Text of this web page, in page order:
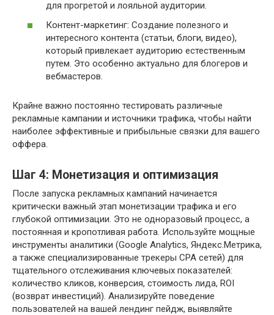
для прогретой и лояльной аудитории.
Контент-маркетинг: Создание полезного и
интересного контента (статьи, блоги, видео),
который привлекает аудиторию естественным
путем. Это особенно актуально для блогеров и
вебмастеров.
Крайне важно постоянно тестировать различные
рекламные кампании и источники трафика, чтобы найти
наиболее эффективные и прибыльные связки для вашего
оффера.
Шаг 4: Монетизация и оптимизация
После запуска рекламных кампаний начинается
критически важный этап монетизации трафика и его
глубокой оптимизации. Это не одноразовый процесс, а
постоянная и кропотливая работа. Используйте мощные
инструменты аналитики (Google Analytics, Яндекс.Метрика,
а также специализированные трекеры CPA сетей) для
тщательного отслеживания ключевых показателей:
количество кликов, конверсия, стоимость лида, ROI
(возврат инвестиций). Анализируйте поведение
пользователей на вашей лендинг пейдж, выявляйте